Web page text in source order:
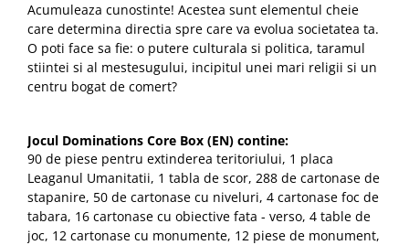
Acumuleaza cunostinte! Acestea sunt elementul cheie
care determina directia spre care va evolua societatea ta.
O poti face sa fie: o putere culturala si politica, taramul
stiintei si al mestesugului, incipitul unei mari religii si un
centru bogat de comert?
Jocul Dominations Core Box (EN) contine:
90 de piese pentru extinderea teritoriului, 1 placa
Leaganul Umanitatii, 1 tabla de scor, 288 de cartonase de
stapanire, 50 de cartonase cu niveluri, 4 cartonase foc de
tabara, 16 cartonase cu obiective fata - verso, 4 table de
joc, 12 cartonase cu monumente, 12 piese de monument,